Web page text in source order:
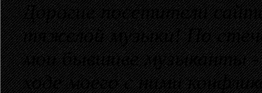
Дорогие посетители
тяжелой музыки! По
мои бывшиве музыканты
ходе моего с ними